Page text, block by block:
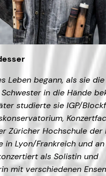
Leben begann, als sie die
in die Hände
studierte sie IGP/
Züricher Hochschule der
in Lyon/Frankreich und
als Solistin und
mit verschiedenen